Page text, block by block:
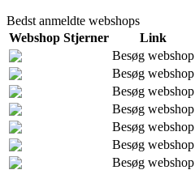
Bedst anmeldte webshops
Webshop Stjerner
Link
Besøg webshop
Besøg webshop
Besøg webshop
Besøg webshop
Besøg webshop
Besøg webshop
Besøg webshop